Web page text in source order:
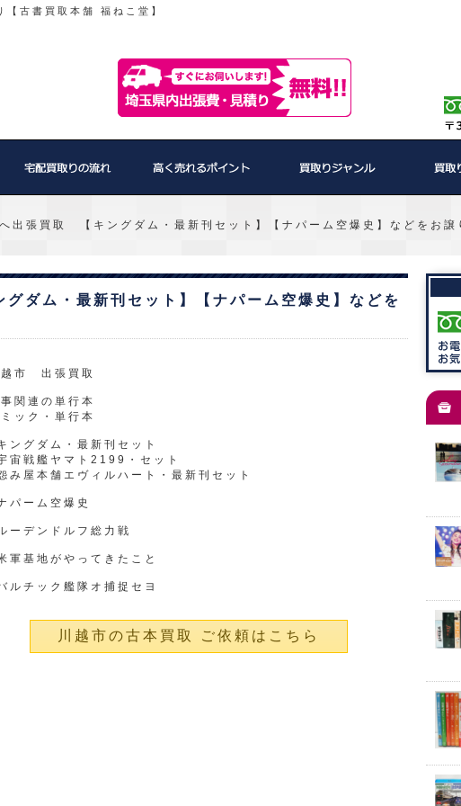
古書買取本舗 福ねこ堂】
出張買取 【キングダム・最新刊セット】【ナパーム空爆史】などをお譲
ダム・最新刊セット】【ナパーム空爆史】などを
市 出張買取
関連の単行本
ック・単行本
ングダム・最新刊セット
宙戦艦ヤマト2199・セット
み屋本舗エヴィルハート・最新刊セット
パーム空爆史
ーデンドルフ総力戦
軍基地がやってきたこと
ルチック艦隊オ捕捉セヨ
川越市の古本買取 ご依頼はこちら